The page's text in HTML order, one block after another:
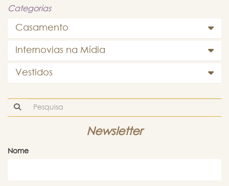
Categorias
Casamento
Internovias na Mídia
Vestidos
Newsletter
Nome